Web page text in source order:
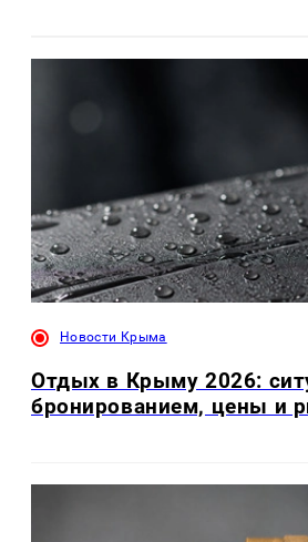
Новости Крыма
Отдых в Крыму 2026:
бронированием, цены и